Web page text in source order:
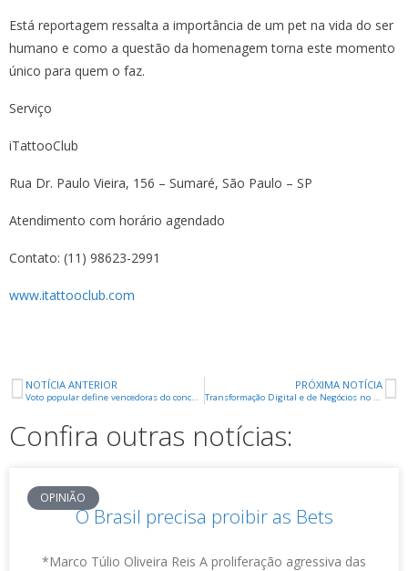
Está reportagem ressalta a importância de um pet na vida do ser
humano e como a questão da homenagem torna este momento
único para quem o faz.
Serviço
iTattooClub
Rua Dr. Paulo Vieira, 156 – Sumaré, São Paulo – SP
Atendimento com horário agendado
Contato: (11) 98623-2991
www.itattooclub.com
NOTÍCIA ANTERIOR
Voto popular define vencedoras do concurso Empreenda Mulher
PRÓXIMA NOTÍCIA
Transformação Digital e de Negócios no foco do Gramado Summit
Confira outras notícias:
OPINIÃO
O Brasil precisa proibir as Bets
*Marco Túlio Oliveira Reis A proliferação agressiva das